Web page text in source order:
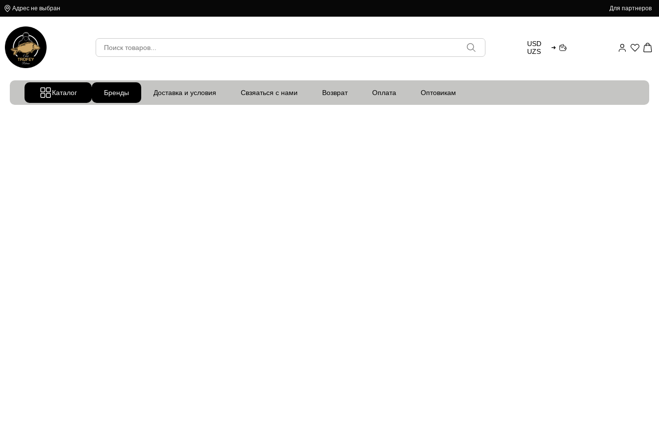
Адрес не выбран Для партнеров
USD
UZS
➜
Каталог Бренды Доставка и условия Свзяаться с нами Возврат Оплата Оптовикам